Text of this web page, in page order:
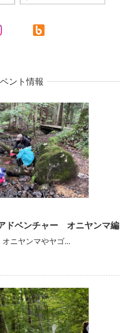
ント情報
ドベンチャー オニヤンマ編
ニヤンマやヤゴ...